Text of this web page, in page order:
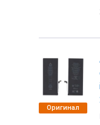
Оригинал